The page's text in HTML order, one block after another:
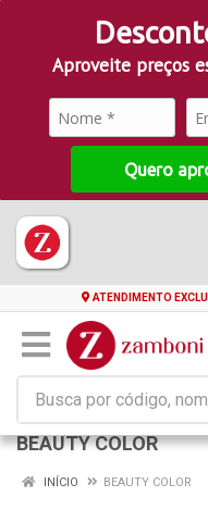
Aproveite preços
Quero
ATENDIMENTO
BEAUTY COLOR
INÍCIO BEAUTY COLOR